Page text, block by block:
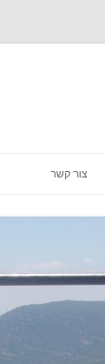
צור קשר